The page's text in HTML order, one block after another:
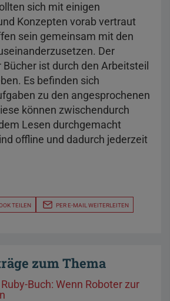
sich mit einigen
Konzepten vorab vertraut
sein gemeinsam mit den
Der
ist durch den Arbeitsteil
Es befinden sich
zu den angesprochenen
können zwischendurch
Lesen durchgemacht
offline und dadurch jederzeit
TEILEN PER E-MAIL WEITERLEITEN
zum Thema
Buch: Wenn Roboter zur